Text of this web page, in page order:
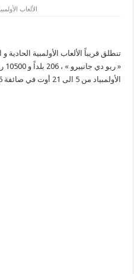
الألعاب
تنطلق قريباً الألعاب الأولمبية الحادية و
«
الأولمبياد من 5 الى 21 أوت في صائفة 2016.